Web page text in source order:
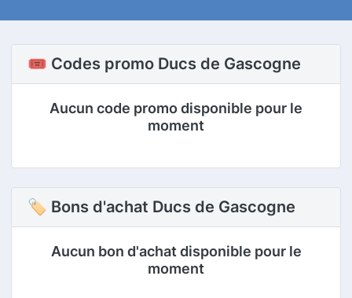
🎟️ Codes promo Ducs de Gascogne
Aucun code promo disponible pour le
moment
🏷 Bons d'achat Ducs de Gascogne
Aucun bon d'achat disponible pour le
moment